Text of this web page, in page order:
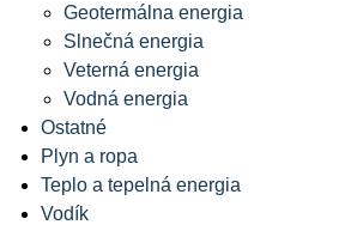
Geotermálna energia
Slnečná energia
Veterná energia
Vodná energia
Ostatné
Plyn a ropa
Teplo a tepelná energia
Vodík